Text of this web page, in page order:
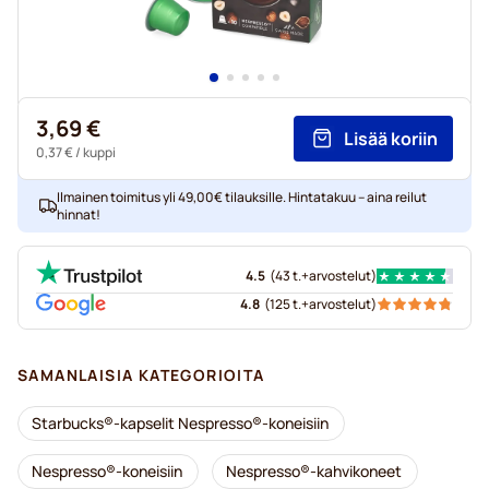
3,69 €
0,37 €/ kuppi
Lisää koriin
Ilmainen toimitus yli 49,00€ tilauksille. Hintatakuu – aina reilut
hinnat!
4.5 (43 t.+arvostelut)
4.8 (125 t.+arvostelut)
SAMANLAISIA KATEGORIOITA
Starbucks®-kapselit Nespresso®-koneisiin
Nespresso®-koneisiin Nespresso®-kahvikoneet